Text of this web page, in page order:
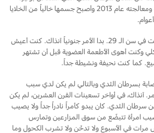
مرعبة. ولكن تمّ كشفه ومعالجته عام 2013 وأصبح جسمها خالياً من الخلايا
بدأت محنتي عندما كنت في سن الـ 29. بدا الأمر جنونياً آنذاك. كنت أعيش
وكنت أهوى الأطعمة العضوية قبل أن تشتهر
كما كنت نحيفة ونشيطة جداً.
بسرطان الثدي وبالتالي لم يكن لدي سبب
آنذاك، في أواخر تسعينات القرن العشرين، لم يكن
سرطان الثدي. كان يبدو كأمراً نادراً جداً ولا يصيب
يصيب امرأة تتبضّع من سوق المزارعين وتمارس
مرات في الأسبوع ولا تدخّن ولا تشرب الكحول وما